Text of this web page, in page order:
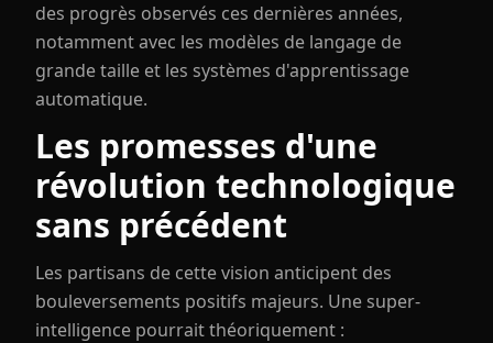
des progrès observés ces dernières années,
notamment avec les modèles de langage de
grande taille et les systèmes d'apprentissage
automatique.
Les promesses d'une
révolution technologique
sans précédent
Les partisans de cette vision anticipent des
bouleversements positifs majeurs. Une super-
intelligence pourrait théoriquement :